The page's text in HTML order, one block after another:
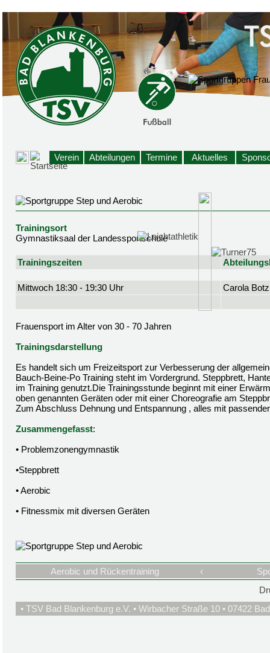
Verein Abteilungen Termine Aktuelles
Trainingsort
Gymnastiksaal der Landessportschule
Trainingszeiten
Mittwoch 18:30 - 19:30 Uhr Carola
Frauensport im Alter von 30 - 70 Jahren
Trainingsdarstellung
Es handelt sich um Freizeitsport zur Verbesserung der
Bauch-Beine-Po Training steht im Vordergrund. Steppbrett,
im Training genutzt.Die Trainingsstunde beginnt mit einer
oben genannten Geräten oder mit einer Choreografie am
Zum Abschluss Dehnung und Entspannung , alles mit
Zusammengefasst:
• Problemzonengymnastik
•Steppbrett
• Aerobic
• Fitnessmix mit diversen Geräten
Aerobic und Rückentraining ‹
• TSV Bad Blankenburg e.V. • Wirbacher Straße 10 • 07422